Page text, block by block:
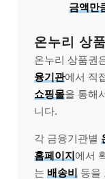
금액만
온누리 상
온누리 상품권
융기관에서 직
쇼핑몰을 통해
니다.
각 금융기관별
홈페이지에서
는 배송비 등을